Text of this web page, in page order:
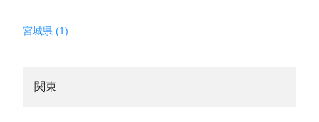
宮城県 (1)
関東